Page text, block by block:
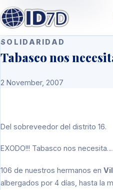
SOLIDARIDAD
Tabasco nos
2 November, 2007
Del sobreveedor del distrito 16.
EXODO!!! Tabasco nos necesita…
106 de nuestros hermanos en
albergados por 4 días, hasta la